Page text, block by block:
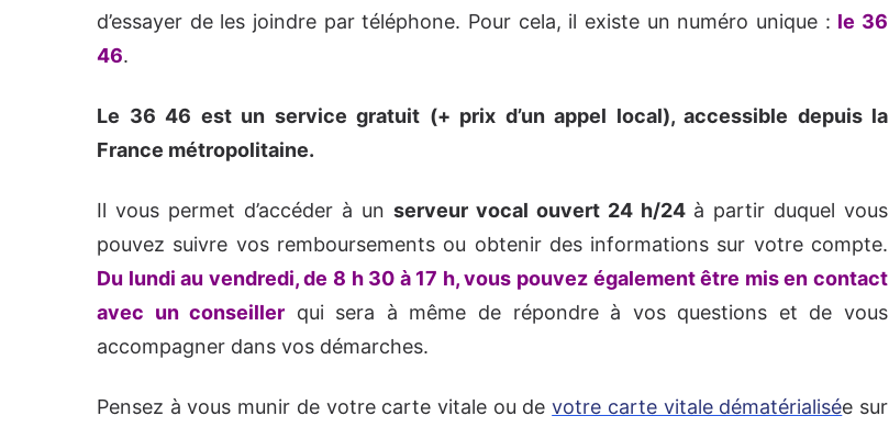
d’essayer de les joindre par téléphone. Pour cela, il existe un numéro unique : le 36
46.
Le 36 46 est un service gratuit (+ prix d’un appel local), accessible depuis la
France métropolitaine.
Il vous permet d’accéder à un serveur vocal ouvert 24 h/24 à partir duquel vous
pouvez suivre vos remboursements ou obtenir des informations sur votre compte.
Du lundi au vendredi, de 8 h 30 à 17 h, vous pouvez également être mis en contact
avec un conseiller qui sera à même de répondre à vos questions et de vous
accompagner dans vos démarches.
Pensez à vous munir de votre carte vitale ou devotre carte vitale dématérialisée sur